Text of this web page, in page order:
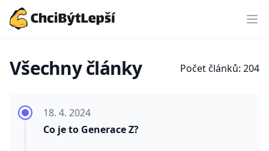
Všechny články Počet článků: 204
Co je to Generace Z?
18. 4. 2024